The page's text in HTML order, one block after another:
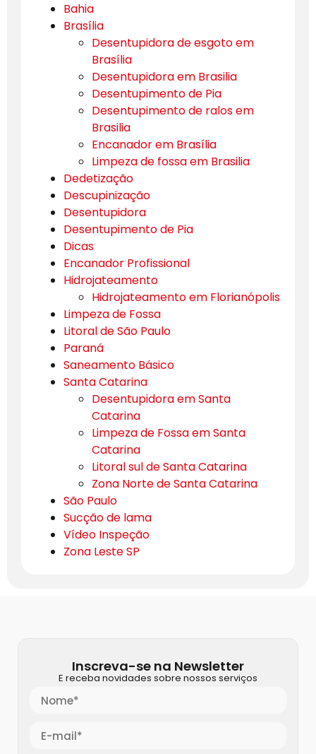
Bahia
Brasília
Desentupidora de esgoto em
Brasília
Desentupidora em Brasilia
Desentupimento de Pia
Desentupimento de ralos em
Brasilia
Encanador em Brasília
Limpeza de fossa em Brasilia
Dedetização
Descupinização
Desentupidora
Desentupimento de Pia
Dicas
Encanador Profissional
Hidrojateamento
Hidrojateamento em Florianópolis
Limpeza de Fossa
Litoral de São Paulo
Paraná
Saneamento Básico
Santa Catarina
Desentupidora em Santa
Catarina
Limpeza de Fossa em Santa
Catarina
Litoral sul de Santa Catarina
Zona Norte de Santa Catarina
São Paulo
Sucção de lama
Vídeo Inspeção
Zona Leste SP
Inscreva-se na Newsletter
E receba novidades sobre nossos serviços